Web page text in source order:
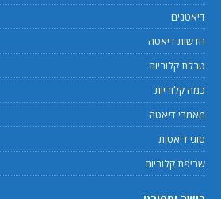
דיאטנים
חדשות דיאטה
טבלת קלוריות
כמה קלוריות
מאמרי דיאטה
סוגי דיאטות
שריפת קלוריות